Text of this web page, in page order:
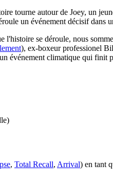
tourne autour de Joey, un
un événement décisif dans
se déroule, nous
), ex-boxeur professionel
événement climatique qui finit
, Total Recall, Arrival) en tant